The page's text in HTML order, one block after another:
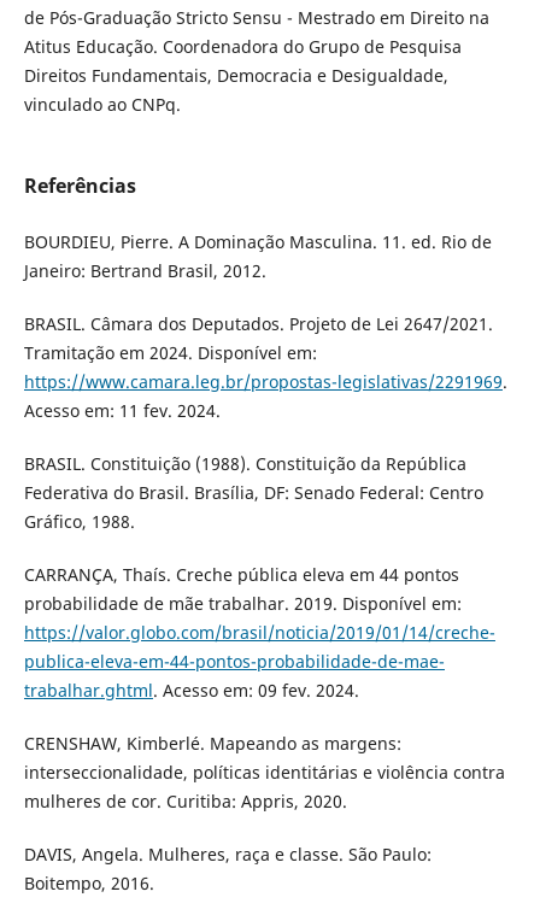
de Pós-Graduação Stricto Sensu - Mestrado em Direito na
Atitus Educação. Coordenadora do Grupo de Pesquisa
Direitos Fundamentais, Democracia e Desigualdade,
vinculado ao CNPq.
Referências
BOURDIEU, Pierre. A Dominação Masculina. 11. ed. Rio de
Janeiro: Bertrand Brasil, 2012.
BRASIL. Câmara dos Deputados. Projeto de Lei 2647/2021.
Tramitação em 2024. Disponível em:
https://www.camara.leg.br/propostas-legislativas/2291969.
Acesso em: 11 fev. 2024.
BRASIL. Constituição (1988). Constituição da República
Federativa do Brasil. Brasília, DF: Senado Federal: Centro
Gráfico, 1988.
CARRANÇA, Thaís. Creche pública eleva em 44 pontos
probabilidade de mãe trabalhar. 2019. Disponível em:
https://valor.globo.com/brasil/noticia/2019/01/14/creche-
publica-eleva-em-44-pontos-probabilidade-de-mae-
trabalhar.ghtml. Acesso em: 09 fev. 2024.
CRENSHAW, Kimberlé. Mapeando as margens:
interseccionalidade, políticas identitárias e violência contra
mulheres de cor. Curitiba: Appris, 2020.
DAVIS, Angela. Mulheres, raça e classe. São Paulo:
Boitempo, 2016.